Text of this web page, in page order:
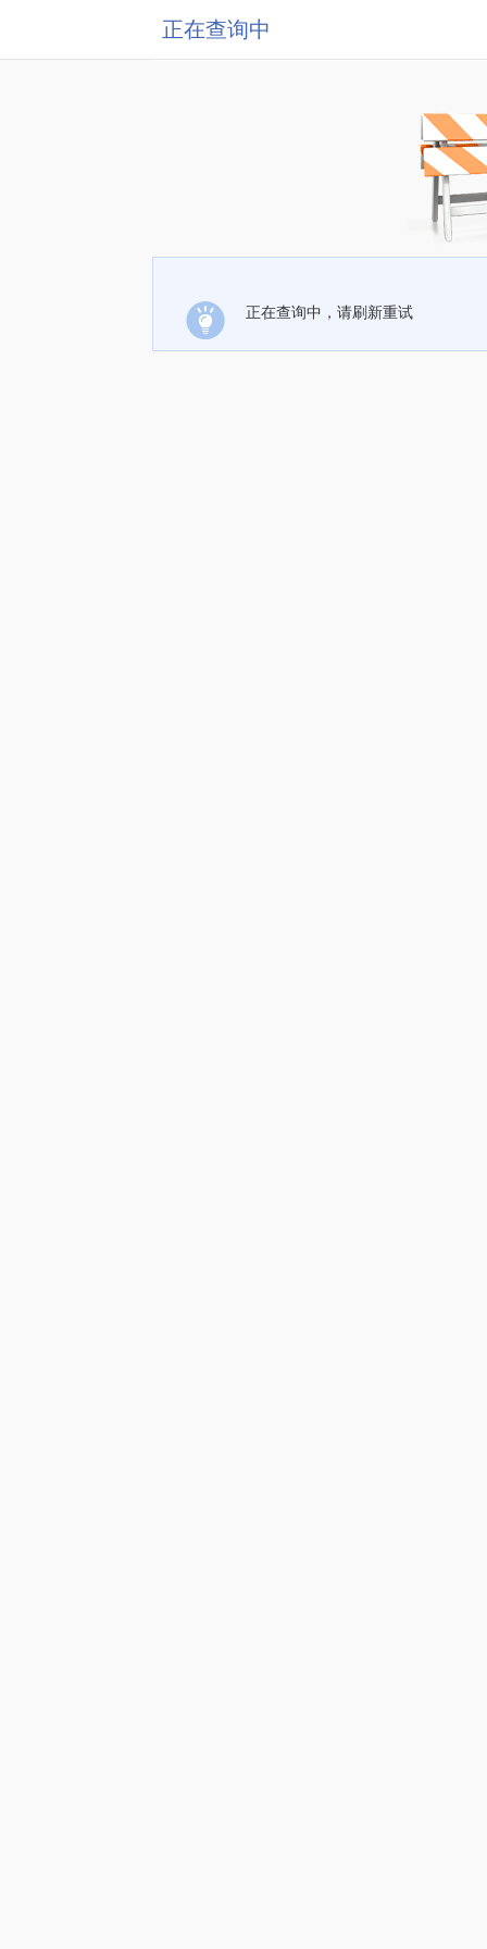
正在查询中
正在查询中，请刷新重试